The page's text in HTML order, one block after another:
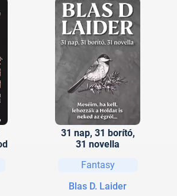
31 nap, 31 borító,
31 novella
Fantasy
Blas D. Laider